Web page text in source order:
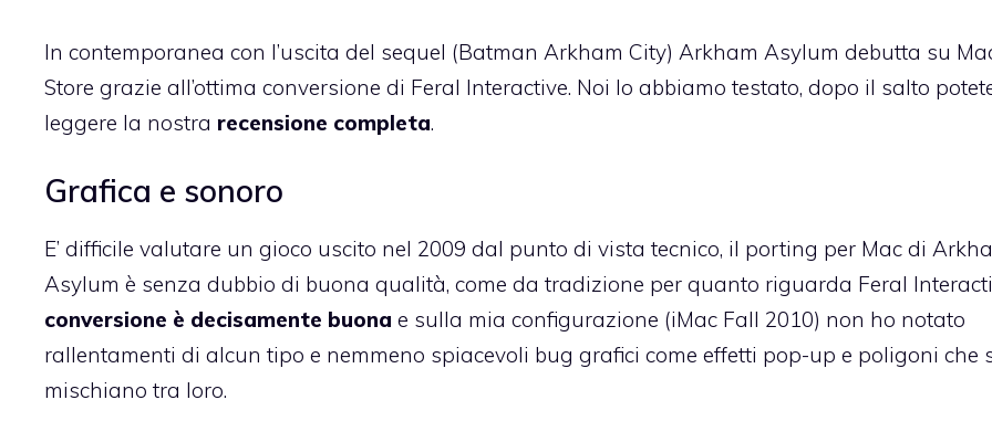
In contemporanea con l’uscita del sequel (Batman Arkham City) Arkham Asylum debutta su
Store grazie all’ottima conversione di Feral Interactive. Noi lo abbiamo testato, dopo il salto
leggere la nostra recensione completa.
Grafica e sonoro
E’ difficile valutare un gioco uscito nel 2009 dal punto di vista tecnico, il porting per Mac di
Asylum è senza dubbio di buona qualità, come da tradizione per quanto riguarda Feral
conversione è decisamente buona e sulla mia configurazione (iMac Fall 2010) non ho notato
rallentamenti di alcun tipo e nemmeno spiacevoli bug grafici come effetti pop-up e poligoni che
mischiano tra loro.